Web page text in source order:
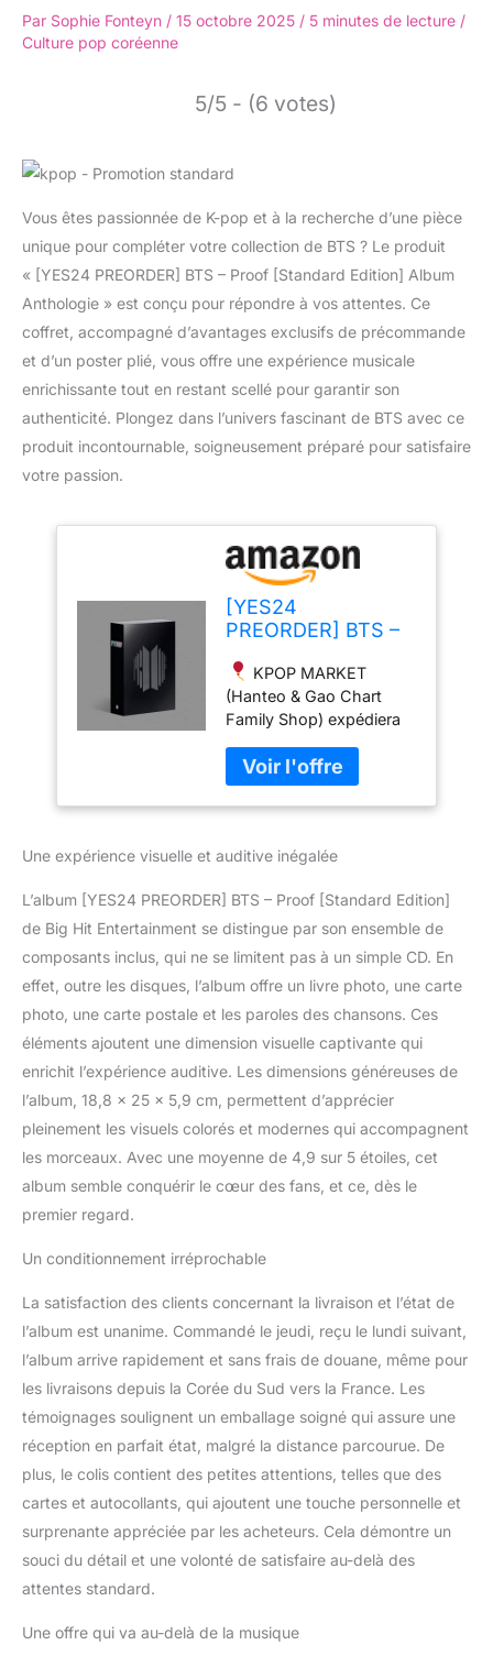
Par Sophie Fonteyn / 15 octobre 2025 / 5 minutes de lecture /
Culture pop coréenne
5/5 - (6 votes)
Vous êtes passionnée de K-pop et à la recherche d’une pièce
unique pour compléter votre collection de BTS ? Le produit
« [YES24 PREORDER] BTS – Proof [Standard Edition] Album
Anthologie » est conçu pour répondre à vos attentes. Ce
coffret, accompagné d’avantages exclusifs de précommande
et d’un poster plié, vous offre une expérience musicale
enrichissante tout en restant scellé pour garantir son
authenticité. Plongez dans l’univers fascinant de BTS avec ce
produit incontournable, soigneusement préparé pour satisfaire
votre passion.
[YES24
PREORDER] BTS –
Edition] Album
Anthologie +
Avantage de
précommande +
Poster plié / K-pop
scellé
KPOP MARKET
(Hanteo & Gao Chart
Family Shop) expédiera
la Corée du Sud. Date de
sortie : 19/06/2022 3 CD
+ 132p The Art of Proof
80p + paroles 44p +
carte photo B (aléatoire 1
sur 8) + carte postale
(aléatoire 1 sur 8) +
précommande + poster
plié Article 100 % original.
Le volume des ventes
est reflété dans les
GAON. Emballage sûr
avec livraison traçable
Une expérience visuelle et auditive inégalée
L’album [YES24 PREORDER] BTS – Proof [Standard Edition]
de Big Hit Entertainment se distingue par son ensemble de
composants inclus, qui ne se limitent pas à un simple CD. En
effet, outre les disques, l’album offre un livre photo, une carte
photo, une carte postale et les paroles des chansons. Ces
éléments ajoutent une dimension visuelle captivante qui
enrichit l’expérience auditive. Les dimensions généreuses de
l’album, 18,8 x 25 x 5,9 cm, permettent d’apprécier
pleinement les visuels colorés et modernes qui accompagnent
les morceaux. Avec une moyenne de 4,9 sur 5 étoiles, cet
album semble conquérir le cœur des fans, et ce, dès le
premier regard.
Un conditionnement irréprochable
La satisfaction des clients concernant la livraison et l’état de
l’album est unanime. Commandé le jeudi, reçu le lundi suivant,
l’album arrive rapidement et sans frais de douane, même pour
les livraisons depuis la Corée du Sud vers la France. Les
témoignages soulignent un emballage soigné qui assure une
réception en parfait état, malgré la distance parcourue. De
plus, le colis contient des petites attentions, telles que des
cartes et autocollants, qui ajoutent une touche personnelle et
surprenante appréciée par les acheteurs. Cela démontre un
souci du détail et une volonté de satisfaire au-delà des
attentes standard.
Une offre qui va au-delà de la musique